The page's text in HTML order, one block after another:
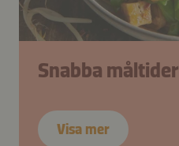
Snabba måltider
Visa mer